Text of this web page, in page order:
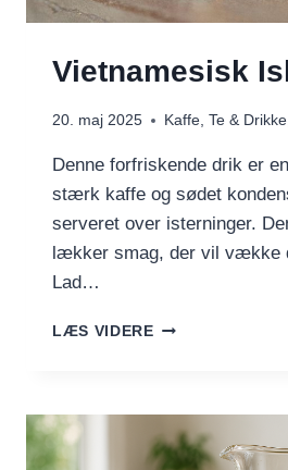
Vietnamesisk
20. maj 2025 Kaffe, Te & Drikke
Denne forfriskende drik er
stærk kaffe og sødet
serveret over isterninger.
lækker smag, der vil vække
Lad…
LÆS VIDEREVIETNAMESISK